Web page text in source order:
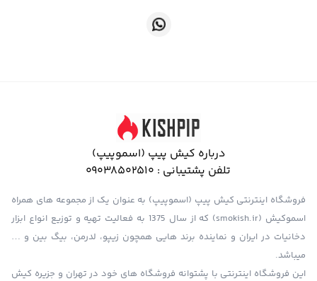
درباره کیش پیپ (اسموپیپ)
تلفن پشتیبانی : 09038502510
فروشگاه اینترنتی کیش پیپ (اسموپیپ) به عنوان یک از مجموعه های همراه
اسموکیش (smokish.ir) که از سال 1375 به فعالیت تهیه و توزیع انواع ابزار
دخانیات در ایران و نماینده برند هایی همچون زیپو، لدرمن، بیگ بین و …
میباشد.
این فروشگاه اینترنتی با پشتوانه فروشگاه های خود در تهران و جزیره کیش